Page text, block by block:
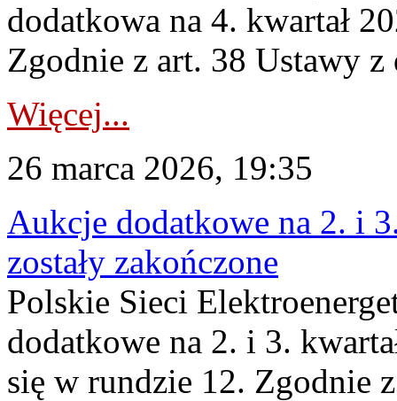
dodatkowa na 4. kwartał
Zgodnie z art. 38 Ustawy
Więcej...
26 marca 2026, 19:35
Aukcje dodatkowe na 2. i
zostały zakończone
Polskie Sieci
dodatkowe na 2. i 3.
się w rundzie 12. Zgodnie